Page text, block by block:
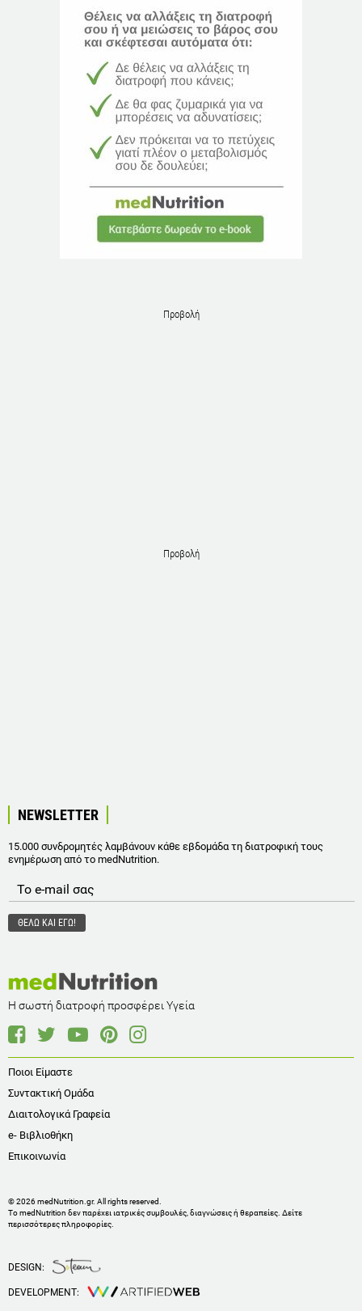
Προβολή
Προβολή
NEWSLETTER
15.000 συνδρομητές λαμβάνουν κάθε εβδομάδα τη διατροφική τους
ενημέρωση από το medNutrition.
Η σωστή διατροφή προσφέρει Υγεία
Ποιοι Είμαστε
Συντακτική Ομάδα
Διαιτολογικά Γραφεία
e- Βιβλιοθήκη
Επικοινωνία
© 2026 medNutrition.gr. All rights reserved.
Το medNutrition δεν παρέχει ιατρικές συμβουλές, διαγνώσεις ή θεραπείες. Δείτε
περισσότερες πληροφορίες
DESIGN:
DEVELOPMENT: